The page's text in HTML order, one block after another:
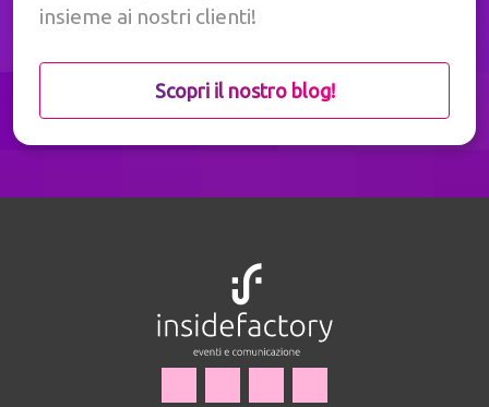
insieme ai nostri clienti!
Scopri il nostro blog!